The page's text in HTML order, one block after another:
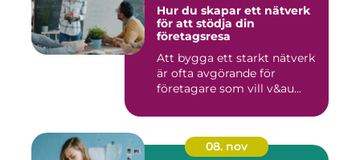
Hur du skapar ett nätverk
för att stödja din
företagsresa
Att bygga ett starkt nätverk
är ofta avgörande för
företagare som vill v&au...
08. nov